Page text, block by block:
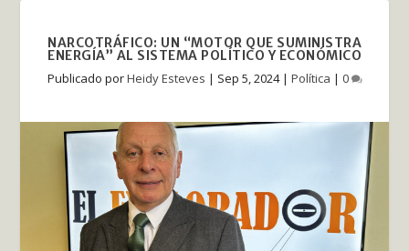
NARCOTRÁFICO: UN “MOTOR QUE SUMINISTRA
ENERGÍA” AL SISTEMA POLÍTICO Y ECONÓMICO
Publicado porHeidy Esteves | Sep 5, 2024| Política | 0